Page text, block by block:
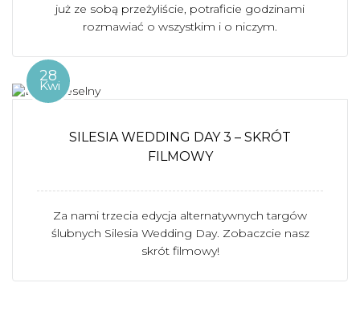
już ze sobą przeżyliście, potraficie godzinami
rozmawiać o wszystkim i o niczym.
28
Kwi
SILESIA WEDDING DAY 3 – SKRÓT
FILMOWY
Za nami trzecia edycja alternatywnych targów
ślubnych Silesia Wedding Day. Zobaczcie nasz
skrót filmowy!